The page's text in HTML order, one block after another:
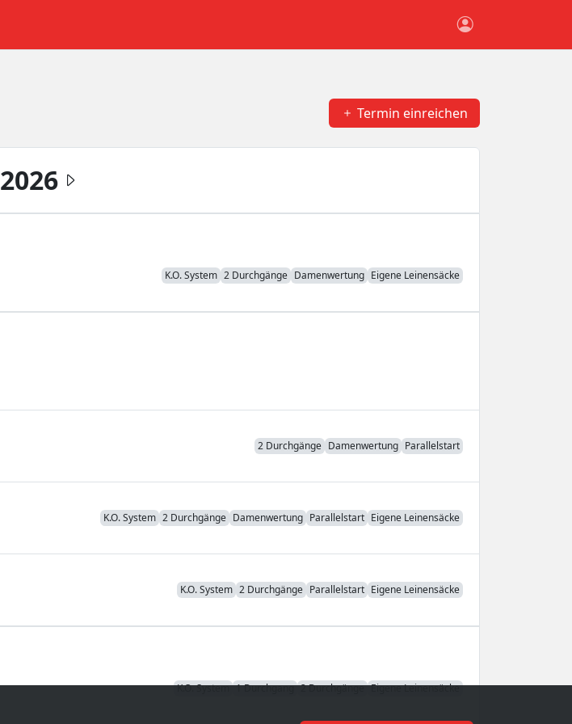
Termin einreichen
2026
K.O. System 2 Durchgänge Damenwertung Eigene Leinensäcke
2 Durchgänge Damenwertung Parallelstart
K.O. System 2 Durchgänge Damenwertung Parallelstart Eigene Leinensäcke
K.O. System 2 Durchgänge Parallelstart Eigene Leinensäcke
K.O. System 1 Durchgang 2 Durchgänge Eigene Leinensäcke